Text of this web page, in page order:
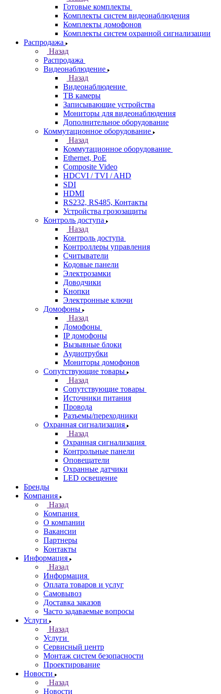
Готовые комплекты
Комплекты систем видеонаблюдения
Комплекты домофонов
Комплекты систем охранной сигнализации
Распродажа
Назад
Распродажа
Видеонаблюдение
Назад
Видеонаблюдение
ТВ камеры
Записывающие устройства
Мониторы для видеонаблюдения
Дополнительное оборудование
Коммутационное оборудование
Назад
Коммутационное оборудование
Ethernet, PoE
Composite Video
HDCVI / TVI / AHD
SDI
HDMI
RS232, RS485, Контакты
Устройства грозозащиты
Контроль доступа
Назад
Контроль доступа
Контроллеры управления
Считыватели
Кодовые панели
Электрозамки
Доводчики
Кнопки
Электронные ключи
Домофоны
Назад
Домофоны
IP домофоны
Вызывные блоки
Аудиотрубки
Мониторы домофонов
Сопутствующие товары
Назад
Сопутствующие товары
Источники питания
Провода
Разъемы/переходники
Охранная сигнализация
Назад
Охранная сигнализация
Контрольные панели
Оповещатели
Охранные датчики
LED освещение
Бренды
Компания
Назад
Компания
О компании
Вакансии
Партнеры
Контакты
Информация
Назад
Информация
Оплата товаров и услуг
Самовывоз
Доставка заказов
Часто задаваемые вопросы
Услуги
Назад
Услуги
Сервисный центр
Монтаж систем безопасности
Проектирование
Новости
Назад
Новости